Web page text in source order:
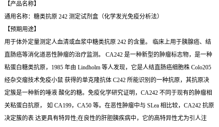
【产品名称】
通用名称：糖类抗原 242 测定试剂盒（化学发光免疫分析法）
【预期用途】
用于体外定量测定人血清或血浆中糖类抗原 242 的含量。 临床上用于胰腺癌、结
直肠癌等消化道恶性肿瘤的治疗监测。 CA242 是一种新型的肿瘤标志物，是一种
粘蛋白糖类抗原，1985 年由 Lindholm 等人发现，它是人结直肠癌细胞株 Colo205
经杂交瘤技术免疫小鼠 获得的单克隆抗体 C242 所能识别的一种抗原，其抗原决
定簇是一种新的唾液 酸化的糖。免疫化学研究证明，CA242 不同于现有的肿瘤相
关粘蛋白抗原， 如 CA199，CA50 等。在恶性肿瘤中与 SLea 相比较，CA242 抗原
决定簇的表 达更具有特异性;在良性的肝胆胰疾病中，它的高特异性尤为引人注